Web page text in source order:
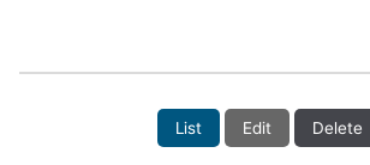
List Edit Delete